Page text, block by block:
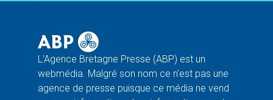
L'Agence Bretagne Presse (ABP) est un
webmédia. Malgré son nom ce n'est pas une
agence de presse puisque ce média ne vend